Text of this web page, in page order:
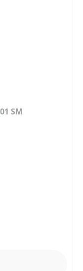
SM